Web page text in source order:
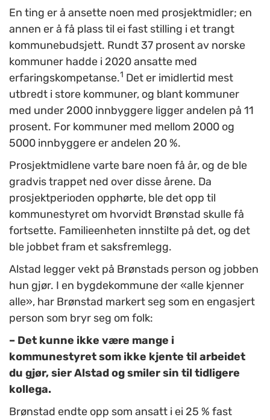
En ting er å ansette noen med prosjektmidler; en
annen er å få plass til ei fast stilling i et trangt
kommunebudsjett. Rundt 37 prosent av norske
kommuner hadde i 2020 ansatte med
erfaringskompetanse.1 Det er imidlertid mest
utbredt i store kommuner, og blant kommuner
med under 2000 innbyggere ligger andelen på 11
prosent. For kommuner med mellom 2000 og
5000 innbyggere er andelen 20 %.
Prosjektmidlene varte bare noen få år, og de ble
gradvis trappet ned over disse årene. Da
prosjektperioden opphørte, ble det opp til
kommunestyret om hvorvidt Brønstad skulle få
fortsette. Familieenheten innstilte på det, og det
ble jobbet fram et saksfremlegg.
Alstad legger vekt på Brønstads person og jobben
hun gjør. I en bygdekommune der «alle kjenner
alle», har Brønstad markert seg som en engasjert
person som bryr seg om folk:
– Det kunne ikke være mange i
kommunestyret som ikke kjente til arbeidet
du gjør, sier Alstad og smiler sin til tidligere
kollega.
Brønstad endte opp som ansatt i ei 25 % fast